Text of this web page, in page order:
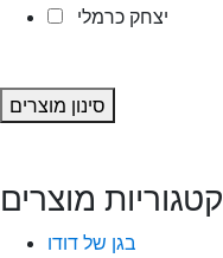
יצחק כרמלי
סינון מוצרים
קטגוריות מוצרים
בגן של דודו